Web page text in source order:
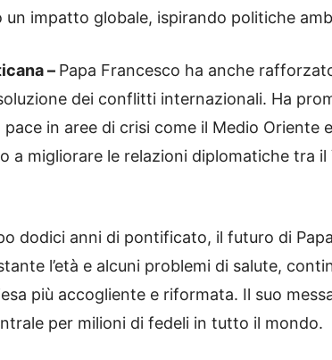
un impatto globale, ispirando politiche
– Papa Francesco ha anche
dei conflitti internazionali. Ha
in aree di crisi come il Medio Oriente e
a migliorare le relazioni diplomatiche tra il
dodici anni di pontificato, il futuro di
l’età e alcuni problemi di salute,
più accogliente e riformata. Il suo
per milioni di fedeli in tutto il mondo.